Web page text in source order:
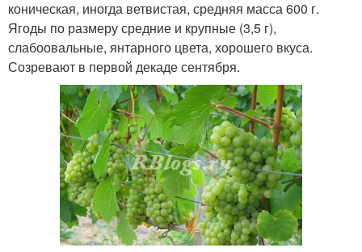
коническая, иногда ветвистая, средняя масса 600 г.
Ягоды по размеру средние и крупные (3,5 г),
слабоовальные, янтарного цвета, хорошего вкуса.
Созревают в первой декаде сентября.